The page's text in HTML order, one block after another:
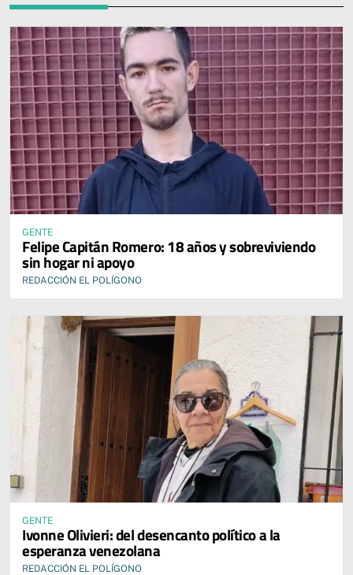
GENTE
Felipe Capitán Romero: 18 años y sobreviviendo
sin hogar ni apoyo
REDACCIÓN EL POLÍGONO
GENTE
Ivonne Olivieri: del desencanto político a la
esperanza venezolana
REDACCIÓN EL POLÍGONO